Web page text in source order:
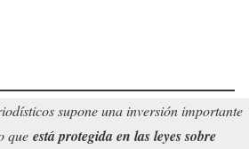
supone una inversión importante
que está protegida en las leyes sobre